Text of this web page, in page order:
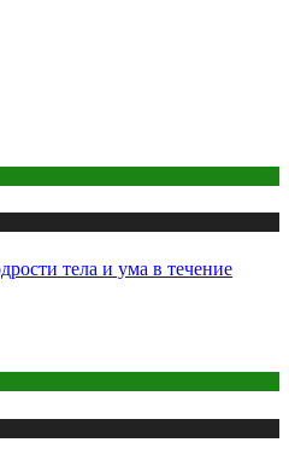
тела и ума в течение